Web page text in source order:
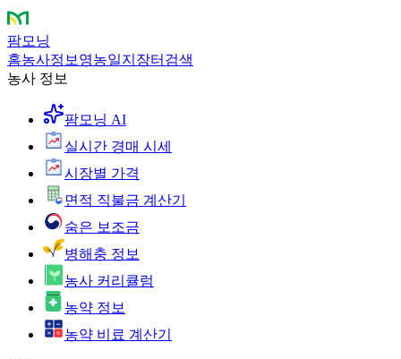
팜모닝
홈농사정보 영농일지 장터 검색
농사 정보
팜모닝 AI
실시간 경매 시세
시장별 가격
면적 직불금 계산기
숨은 보조금
병해충 정보
농사 커리큘럼
농약 정보
농약 비료 계산기